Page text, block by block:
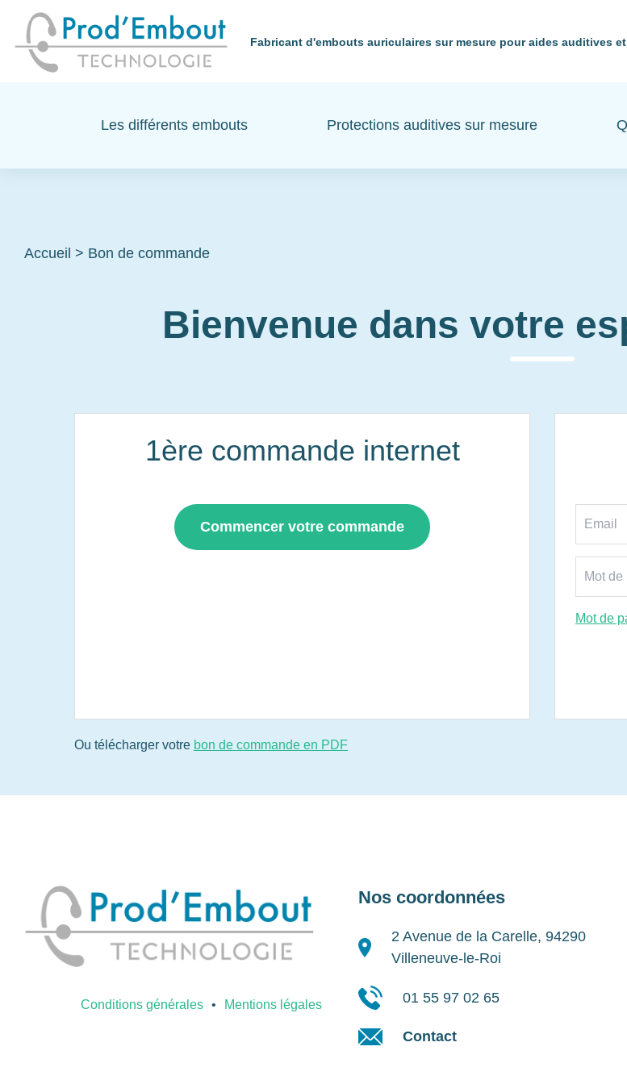
Fabricant d'embouts auriculaires sur mesure pour aides auditives
Les différents embouts Protections auditives sur mesure
Accueil > Bon de commande
Bienvenue dans votre
1ère commande internet
Commencer votre commande
Mot de
Ou télécharger votre bon de commande en PDF
Conditions générales Mentions légales
Nos coordonnées
2 Avenue de la Carelle, 94290
Villeneuve-le-Roi
01 55 97 02 65
Contact